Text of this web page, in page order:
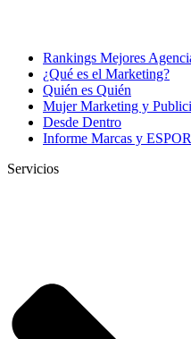
Rankings Mejores
¿Qué es el Marketing?
Quién es Quién
Mujer Marketing y
Desde Dentro
Informe Marcas y
Servicios